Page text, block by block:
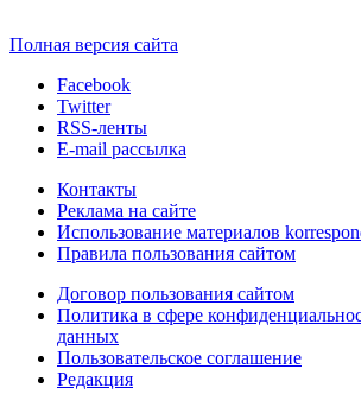
Полная версия сайта
Facebook
Twitter
RSS-ленты
E-mail рассылка
Контакты
Реклама на сайте
Использование материалов
Правила пользования сайтом
Договор пользования сайтом
Политика в сфере
данных
Пользовательское соглашение
Редакция